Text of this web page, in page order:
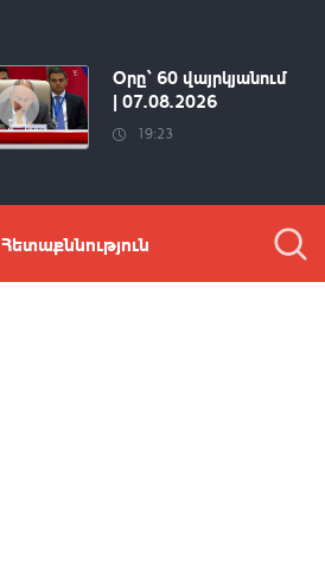
Օրը՝ 60 վայրկյանում
| 07.08.2026
19:23
Հետաքննություն